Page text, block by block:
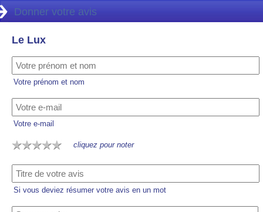
Donner votre avis
Le Lux
Votre prénom et nom
Votre e-mail
cliquez pour noter
Si vous deviez résumer votre avis en un mot